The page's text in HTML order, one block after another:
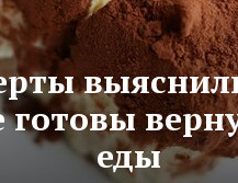
готовы
еды